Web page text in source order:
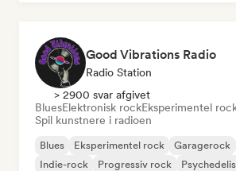
Good Vibrations Radio
Radio Station
> 2900 svar afgivet
BluesElektronisk rockEksperimentel
Spil kunstnere i radioen
Blues Eksperimentel rock Garagerock
Indie-rock
Progressiv rock